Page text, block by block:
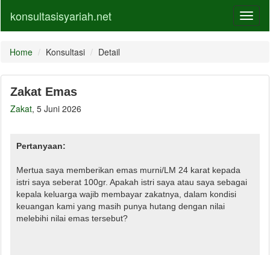
konsultasisyariah.net
Home Konsultasi Detail
Zakat Emas
Zakat, 5 Juni 2026
Pertanyaan:
Mertua saya memberikan emas murni/LM 24 karat kepada
istri saya seberat 100gr. Apakah istri saya atau saya sebagai
kepala keluarga wajib membayar zakatnya, dalam kondisi
keuangan kami yang masih punya hutang dengan nilai
melebihi nilai emas tersebut?